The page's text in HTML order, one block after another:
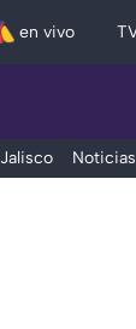
en vivo
Jalisco Noticias